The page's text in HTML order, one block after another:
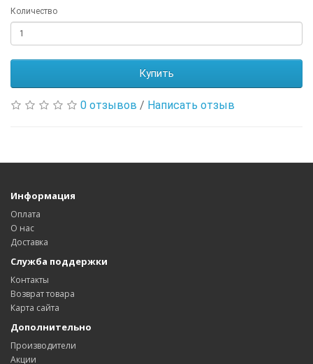
Количество
Купить
0 отзывов / Написать отзыв
Информация
Оплата
О нас
Доставка
Служба поддержки
Контакты
Возврат товара
Карта сайта
Дополнительно
Производители
Акции